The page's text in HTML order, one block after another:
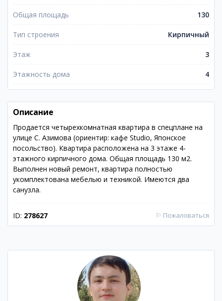
Общая площадь 130
Тип строения Кирпичный
Этаж 3
Этажность дома 4
Описание
Продается четырехкомнатная квартира в спецплане на
улице С. Азимова (ориентир: кафе Studio, Японское
посольство). Квартира расположена на 3 этаже 4-
этажного кирпичного дома. Общая площадь 130 м2.
Выполнен новый ремонт, квартира полностью
укомплектована мебелью и техникой. Имеются два
санузла.
ID: 278627 ⚐ Пожаловаться